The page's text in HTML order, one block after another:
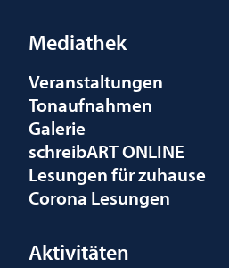
Mediathek
Veranstaltungen
Tonaufnahmen
Galerie
schreibART ONLINE
Lesungen für zuhause
Corona Lesungen
Aktivitäten